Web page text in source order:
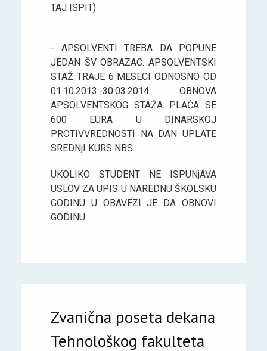
TAJ ISPIT)
- APSOLVENTI TREBA DA POPUNE
JEDAN ŠV OBRAZAC. APSOLVENTSKI
STAŽ TRAJE 6 MESECI ODNOSNO OD
01.10.2013.-30.03.2014. OBNOVA
APSOLVENTSKOG STAŽA PLAĆA SE
600 EURA U DINARSKOJ
PROTIVVREDNOSTI NA DAN UPLATE
SREDNjI KURS NBS.
UKOLIKO STUDENT NE ISPUNjAVA
USLOV ZA UPIS U NAREDNU ŠKOLSKU
GODINU U OBAVEZI JE DA OBNOVI
GODINU.
Zvanična poseta dekana
Tehnološkog fakulteta